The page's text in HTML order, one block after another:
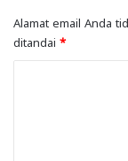
Alamat email Anda
ditandai *